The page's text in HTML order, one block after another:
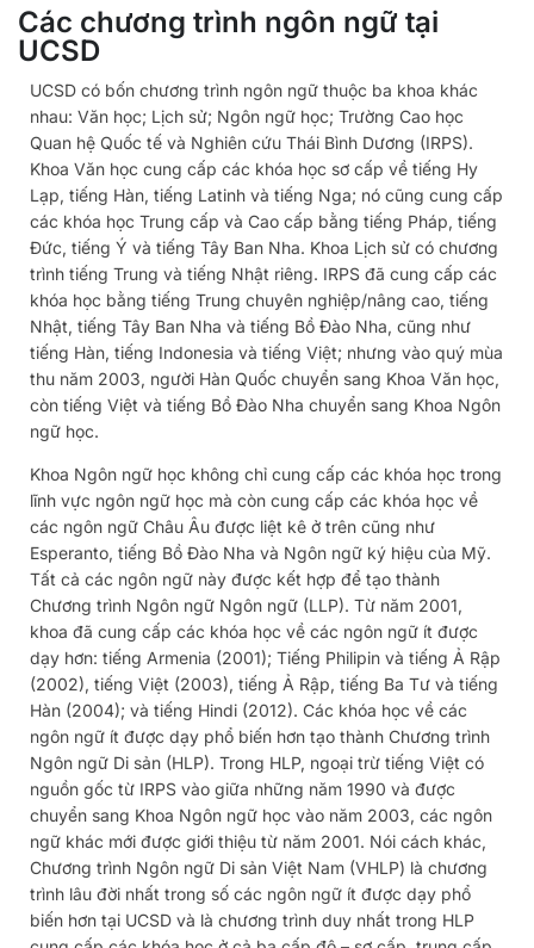
Các chương trình ngôn ngữ tại
UCSD
UCSD có bốn chương trình ngôn ngữ thuộc ba khoa khác
nhau: Văn học; Lịch sử; Ngôn ngữ học; Trường Cao học
Quan hệ Quốc tế và Nghiên cứu Thái Bình Dương (IRPS).
Khoa Văn học cung cấp các khóa học sơ cấp về tiếng Hy
Lạp, tiếng Hàn, tiếng Latinh và tiếng Nga; nó cũng cung cấp
các khóa học Trung cấp và Cao cấp bằng tiếng Pháp, tiếng
Đức, tiếng Ý và tiếng Tây Ban Nha. Khoa Lịch sử có chương
trình tiếng Trung và tiếng Nhật riêng. IRPS đã cung cấp các
khóa học bằng tiếng Trung chuyên nghiệp/nâng cao, tiếng
Nhật, tiếng Tây Ban Nha và tiếng Bồ Đào Nha, cũng như
tiếng Hàn, tiếng Indonesia và tiếng Việt; nhưng vào quý mùa
thu năm 2003, người Hàn Quốc chuyển sang Khoa Văn học,
còn tiếng Việt và tiếng Bồ Đào Nha chuyển sang Khoa Ngôn
ngữ học.
Khoa Ngôn ngữ học không chỉ cung cấp các khóa học trong
lĩnh vực ngôn ngữ học mà còn cung cấp các khóa học về
các ngôn ngữ Châu Âu được liệt kê ở trên cũng như
Esperanto, tiếng Bồ Đào Nha và Ngôn ngữ ký hiệu của Mỹ.
Tất cả các ngôn ngữ này được kết hợp để tạo thành
Chương trình Ngôn ngữ Ngôn ngữ (LLP). Từ năm 2001,
khoa đã cung cấp các khóa học về các ngôn ngữ ít được
dạy hơn: tiếng Armenia (2001); Tiếng Philipin và tiếng Ả Rập
(2002), tiếng Việt (2003), tiếng Ả Rập, tiếng Ba Tư và tiếng
Hàn (2004); và tiếng Hindi (2012). Các khóa học về các
ngôn ngữ ít được dạy phổ biến hơn tạo thành Chương trình
Ngôn ngữ Di sản (HLP). Trong HLP, ngoại trừ tiếng Việt có
nguồn gốc từ IRPS vào giữa những năm 1990 và được
chuyển sang Khoa Ngôn ngữ học vào năm 2003, các ngôn
ngữ khác mới được giới thiệu từ năm 2001. Nói cách khác,
Chương trình Ngôn ngữ Di sản Việt Nam (VHLP) là chương
trình lâu đời nhất trong số các ngôn ngữ ít được dạy phổ
biến hơn tại UCSD và là chương trình duy nhất trong HLP